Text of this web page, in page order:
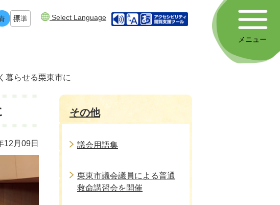
Select Language
メニュー
暮らせる栗東市に
12月09日
その他
議会用語集
栗東市議会議員による普通
救命講習会を開催